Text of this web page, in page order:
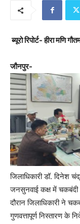
ब्यूरो रिपोर्ट- हीरा मणि
जौनपुर-
जिलाधिकारी डॉ. दिनेश
जनसुनवाई कक्ष में चकबंदी
दौरान जिलाधिकारी ने
गुणवत्तापूर्ण निस्तारण के